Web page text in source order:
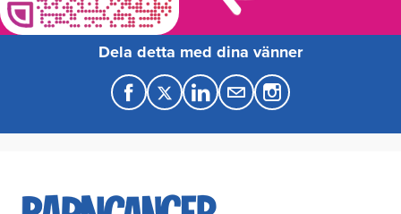
Dela detta med dina vänner
F
a
e
T
w
t
L
i
k
M
a